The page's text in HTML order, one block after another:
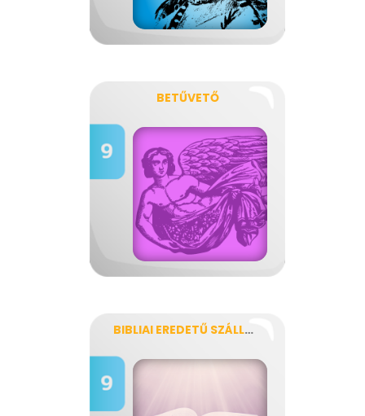
BETŰVETŐ
BIBLIAI EREDETŰ SZÁLLÓIGÉK, KIFEJEZÉSEK